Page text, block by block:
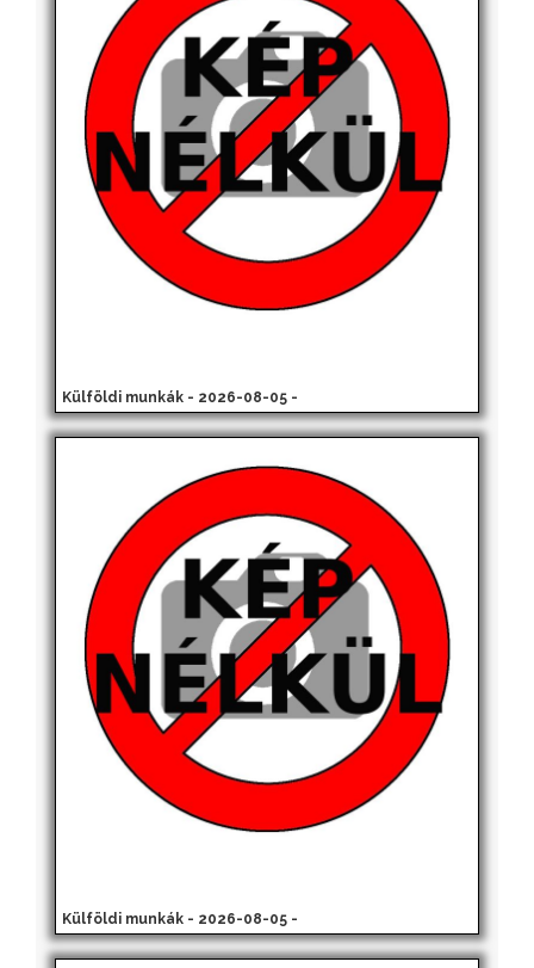
Külföldi munkák - 2026-08-05 -
Külföldi munkák - 2026-08-05 -